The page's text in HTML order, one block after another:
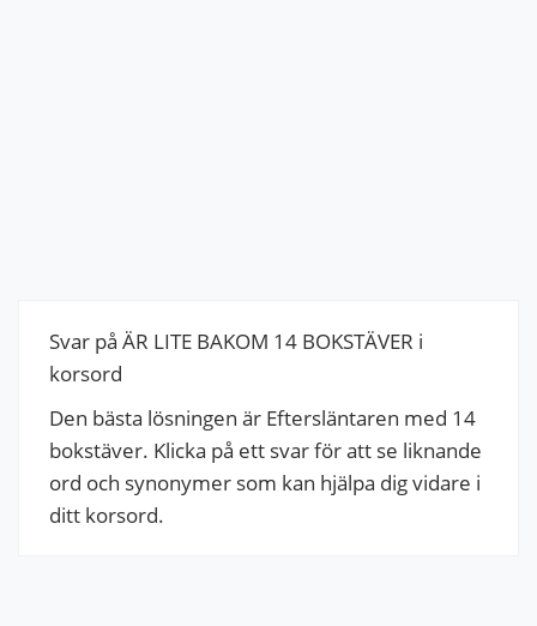
Svar på ÄR LITE BAKOM 14 BOKSTÄVER i
korsord
Den bästa lösningen är Eftersläntaren med 14
bokstäver. Klicka på ett svar för att se liknande
ord och synonymer som kan hjälpa dig vidare i
ditt korsord.